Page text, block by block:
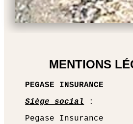
MENTIONS
PEGASE INSURANCE
Siège social :
Pegase Insurance